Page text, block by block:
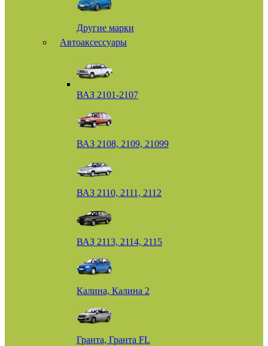
Другие марки
Автоаксессуары
ВАЗ 2101-2107
ВАЗ 2108, 2109, 21099
ВАЗ 2110, 2111, 2112
ВАЗ 2113, 2114, 2115
Калина, Калина 2
Гранта, Гранта FL